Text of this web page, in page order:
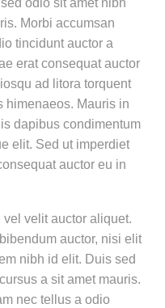
Morbi accumsan
tincidunt auctor a
erat consequat auctor
ad litora torquent
himenaeos. Mauris in
dapibus condimentum
elit. Sed ut imperdiet
auctor eu in
velit auctor aliquet.
auctor, nisi elit
nibh id elit. Duis sed
a sit amet mauris.
nec tellus a odio